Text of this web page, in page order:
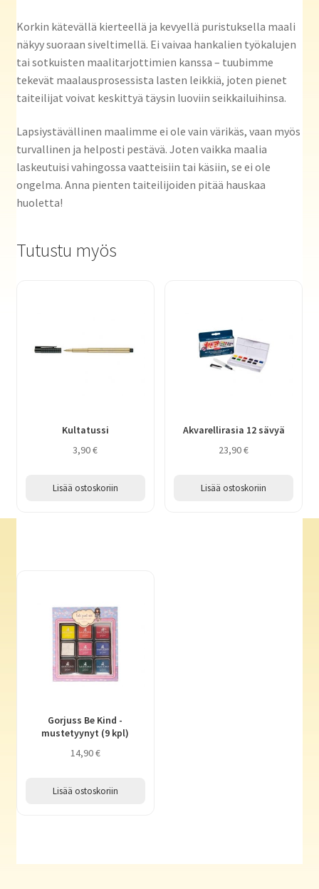
Korkin kätevällä kierteellä ja kevyellä puristuksella maali
näkyy suoraan siveltimellä. Ei vaivaa hankalien työkalujen
tai sotkuisten maalitarjottimien kanssa – tuubimme
tekevät maalausprosessista lasten leikkiä, joten pienet
taiteilijat voivat keskittyä täysin luoviin seikkailuihinsa.
Lapsiystävällinen maalimme ei ole vain värikäs, vaan myös
turvallinen ja helposti pestävä. Joten vaikka maalia
laskeutuisi vahingossa vaatteisiin tai käsiin, se ei ole
ongelma. Anna pienten taiteilijoiden pitää hauskaa
huoletta!
Tutustu myös
Kultatussi
3,90€
Lisää ostoskoriin
Akvarellirasia 12 sävyä
23,90€
Lisää ostoskoriin
Gorjuss Be Kind -
mustetyynyt (9 kpl)
14,90€
Lisää ostoskoriin